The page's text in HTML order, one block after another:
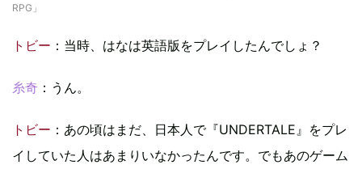
RPG」
トビー ：当時、はなは英語版をプレイしたんでしょ？
糸奇 ：うん。
トビー ：あの頃はまだ、日本人で『UNDERTALE』をプレ
イしていた人はあまりいなかったんです。でもあのゲーム